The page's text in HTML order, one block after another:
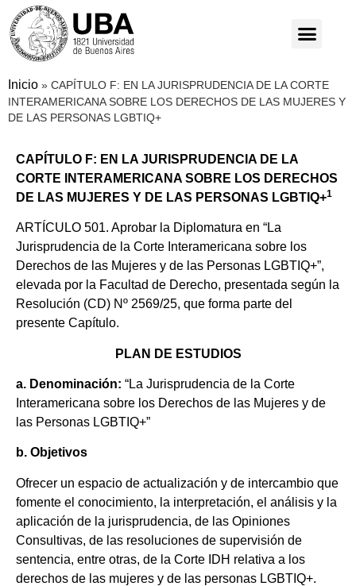
Inicio » CAPÍTULO F: EN LA JURISPRUDENCIA DE LA CORTE
INTERAMERICANA SOBRE LOS DERECHOS DE LAS MUJERES Y
DE LAS PERSONAS LGBTIQ+
CAPÍTULO F: EN LA JURISPRUDENCIA DE LA
CORTE INTERAMERICANA SOBRE LOS DERECHOS
DE LAS MUJERES Y DE LAS PERSONAS LGBTIQ+1
ARTÍCULO 501. Aprobar la Diplomatura en “La
Jurisprudencia de la Corte Interamericana sobre los
Derechos de las Mujeres y de las Personas LGBTIQ+”,
elevada por la Facultad de Derecho, presentada según la
Resolución (CD) Nº 2569/25, que forma parte del
presente Capítulo.
PLAN DE ESTUDIOS
a. Denominación: “La Jurisprudencia de la Corte
Interamericana sobre los Derechos de las Mujeres y de
las Personas LGBTIQ+”
b. Objetivos
Ofrecer un espacio de actualización y de intercambio que
fomente el conocimiento, la interpretación, el análisis y la
aplicación de la jurisprudencia, de las Opiniones
Consultivas, de las resoluciones de supervisión de
sentencia, entre otras, de la Corte IDH relativa a los
derechos de las mujeres y de las personas LGBTIQ+.